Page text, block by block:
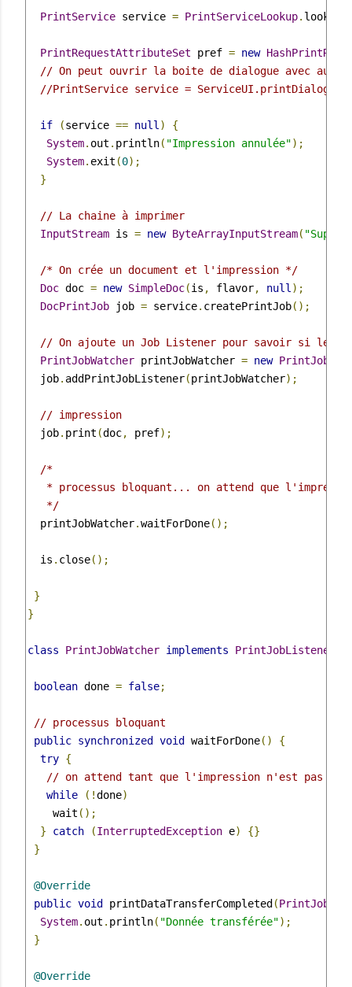
PrintService service = PrintServiceLookup.
PrintRequestAttributeSet pref = new
// On peut ouvrir la boite de dialogue avec
//PrintService service =
if (service == null )
{
System. out . println( "Impression annulée");
System. exit (0);
}
// La chaine à imprimer
InputStream is = new ByteArrayInputStream( "Super
/* On crée un document et l'impression */
Doc doc = new SimpleDoc(is , flavor, null );
DocPrintJob job = service. createPrintJob();
// On ajoute un Job Listener pour savoir si le
PrintJobWatcher printJobWatcher = new
  job
. addPrintJobListener(printJobWatcher);
// impression
  job
. print (doc, pref);
/*
* processus bloquant... on attend que
   */
  printJobWatcher
.waitForDone();
  is
. close();
}
}
class PrintJobWatcher implements PrintJobListener
boolean done = false;
// processus bloquant
public synchronized void waitForDone()
{
try {
// on attend tant que l'impression n'est pas
while
(!done)
    wait
();
}
catch (InterruptedException e)
{}
}
@Override
public void printDataTransferCompleted (
System. out . println( "Donnée transférée");
}
@Override